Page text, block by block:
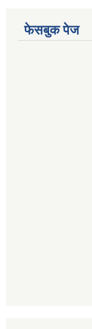
फेसबुक पेज